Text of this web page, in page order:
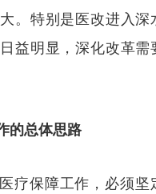
。特别是医改进入深
益明显，深化改革需
的总体思路
疗保障工作，必须坚